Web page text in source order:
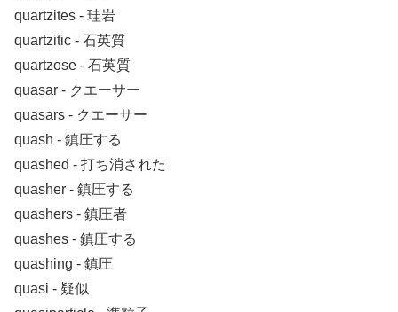
quartzites ‐ 珪岩
quartzitic ‐ 石英質
quartzose ‐ 石英質
quasar ‐ クエーサー
quasars ‐ クエーサー
quash ‐ 鎮圧する
quashed ‐ 打ち消された
quasher ‐ 鎮圧する
quashers ‐ 鎮圧者
quashes ‐ 鎮圧する
quashing ‐ 鎮圧
quasi ‐ 疑似